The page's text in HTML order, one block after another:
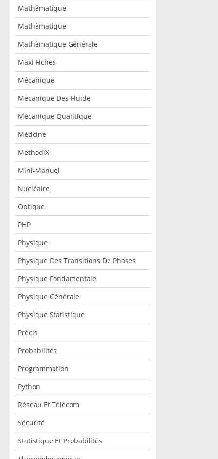
Mathématique
Mathèmatique
Mathèmatique Générale
Maxi Fiches
Mécanique
Mécanique Des Fluide
Mécanique Quantique
Médcine
MethodiX
Mini-Manuel
Nucléaire
Optique
PHP
Physique
Physique Des Transitions De Phases
Physique Fondamentale
Physique Générale
Physique Statistique
Précis
Probabilités
Programmation
Python
Réseau Et Télécom
Sécurité
Statistique Et Probabilités